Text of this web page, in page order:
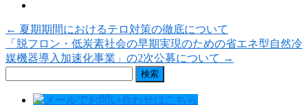
← 夏期期間におけるテロ対策の徹底について
「脱フロン・低炭素社会の早期実現のための省エネ型自然冷
媒機器導入加速化事業」の2次公募について →